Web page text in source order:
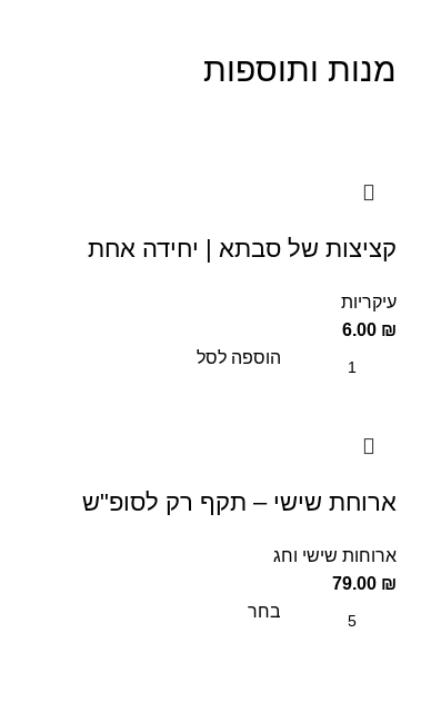
מנות ותוספות
קציצות של סבתא | יחידה אחת
עיקריות
6.00 ₪
הוספה לסל
ארוחת שישי – תקף רק לסופ"ש
ארוחות שישי וחג
79.00 ₪
בחר